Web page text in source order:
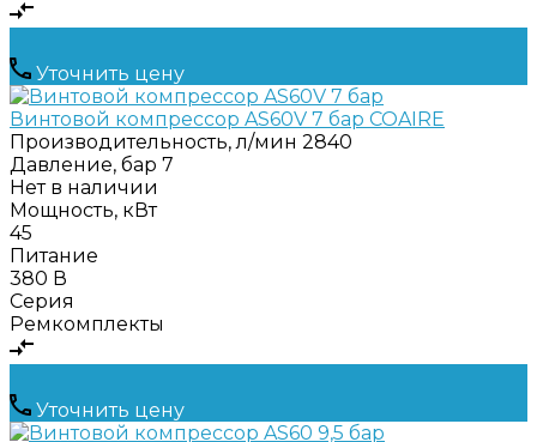
Уточнить цену
Винтовой компрессор AS60V 7 бар COAIRE
Производительность, л/мин 2840
Давление, бар 7
Нет в наличии
Мощность, кВт
45
Питание
380 В
Серия
Ремкомплекты
Уточнить цену